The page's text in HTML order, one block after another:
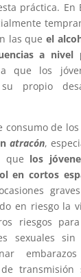
práctica. En
las queel
a
los
propio
consumo de
atracón,
que los
en cortos
en riesgo la
riesgos
sexuales
transmisión